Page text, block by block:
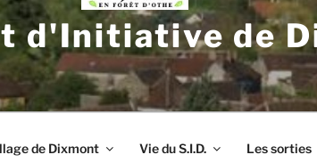
d'Initiative de
de Dixmont Vie du S.I.D. Les sorties